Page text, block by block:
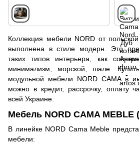
Коллекция мебели NORD от
выполнена в стиле модерн. Это
таких типов интерьера, как
минимализм, морской, шале.
модульной мебели NORD CAMA в
можно в кредит, рассрочку, оплату
всей Украине.
Мебель NORD CAMA MEBLE
В линейке NORD Cama Meble
мебели: